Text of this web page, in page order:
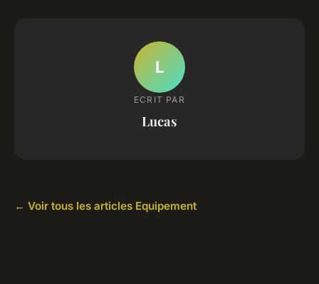
L
ECRIT PAR
Lucas
← Voir tous les articles Equipement